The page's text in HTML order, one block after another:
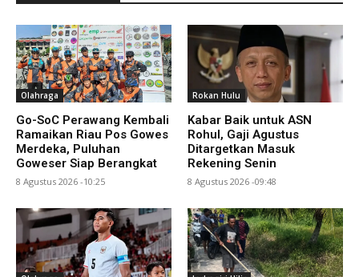
Olahraga
Go-SoC Perawang Kembali
Ramaikan Riau Pos Gowes
Merdeka, Puluhan
Goweser Siap Berangkat
8 Agustus 2026 -10:25
Rokan Hulu
Kabar Baik untuk ASN
Rohul, Gaji Agustus
Ditargetkan Masuk
Rekening Senin
8 Agustus 2026 -09:48